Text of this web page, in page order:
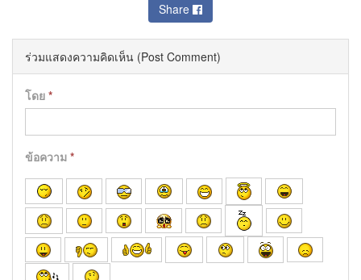
Share
ร่วมแสดงความคิดเห็น (Post Comment)
โดย *
ข้อความ *